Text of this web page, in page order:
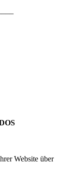
Website über